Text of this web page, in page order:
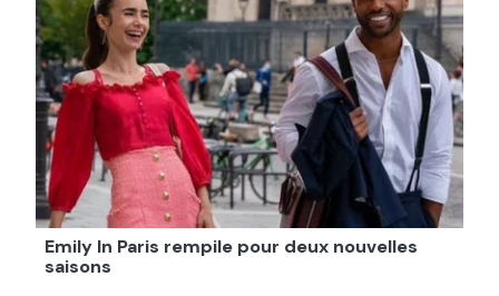
Emily In Paris rempile pour deux nouvelles
saisons